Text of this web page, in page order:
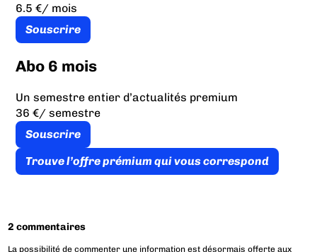
6.5 €/ mois
Souscrire
Abo 6 mois
Un semestre entier d’actualités premium
36 €/ semestre
Souscrire
Trouve l’offre prémium qui vous correspond
2 commentaires
La possibilité de commenter une information est désormais offerte aux